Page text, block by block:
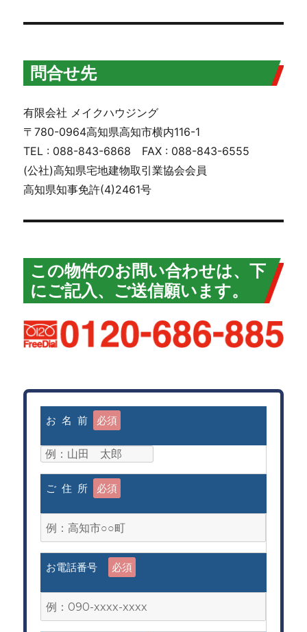
問合せ先
有限会社 メイクハウジング
〒780-0964高知県高知市横内116-1
TEL : 088-843-6868 FAX : 088-843-6555
(公社)高知県宅地建物取引業協会会員
高知県知事免許(4)2461号
この物件のお問い合わせは、下
にご記入、ご送信願います。
お 名 前 必須
ご 住 所 必須
お電話番号 必須